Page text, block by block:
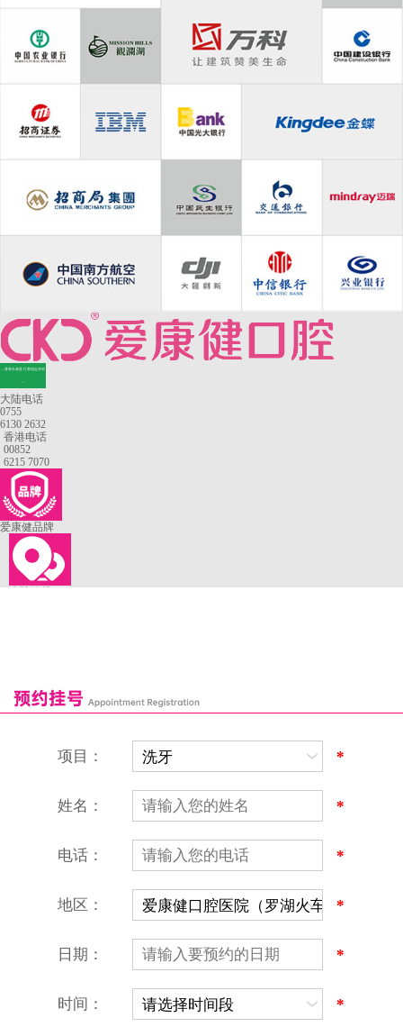
—香港长者医疗券指定牙科
大陆电话
0755
6130 2632
香港电话
00852
6215 7070
爱康健品牌
恒乐口腔诊所
富港口腔诊所
营业时间：9:00-18:00
（节假日照常上班）
微信线上预约：aikangjian1995
微信小程序：爱康健齿科
项目： *
姓名： *
电话： *
地区： *
日期： *
时间： *